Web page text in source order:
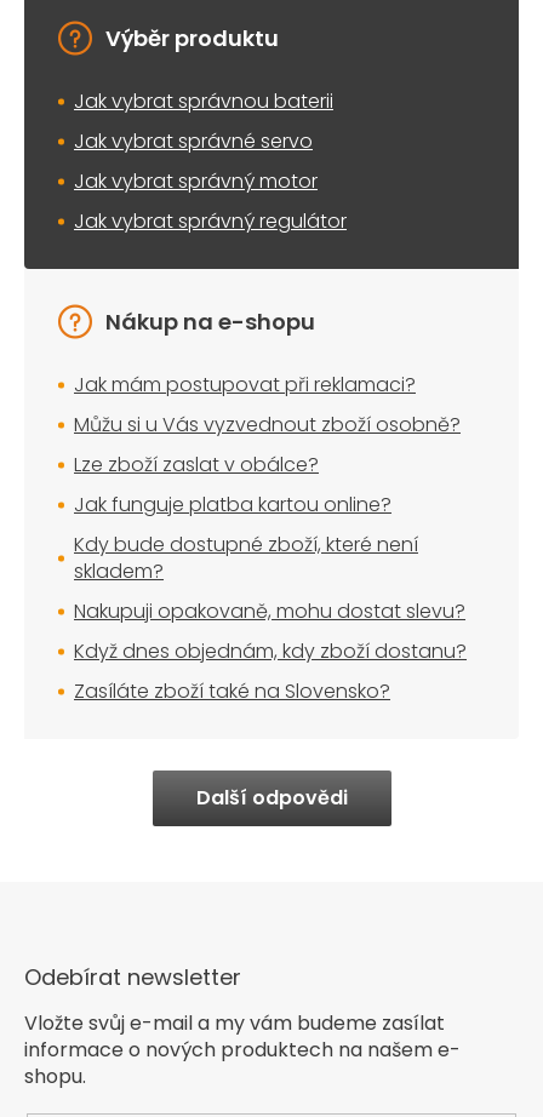
Výběr produktu
Jak vybrat správnou baterii
Jak vybrat správné servo
Jak vybrat správný motor
Jak vybrat správný regulátor
Nákup na e-shopu
Jak mám postupovat při reklamaci?
Můžu si u Vás vyzvednout zboží osobně?
Lze zboží zaslat v obálce?
Jak funguje platba kartou online?
Kdy bude dostupné zboží, které není
skladem?
Nakupuji opakovaně, mohu dostat slevu?
Když dnes objednám, kdy zboží dostanu?
Zasíláte zboží také na Slovensko?
Další odpovědi
Odebírat newsletter
Vložte svůj e-mail a my vám budeme zasílat
informace o nových produktech na našem e-
shopu.